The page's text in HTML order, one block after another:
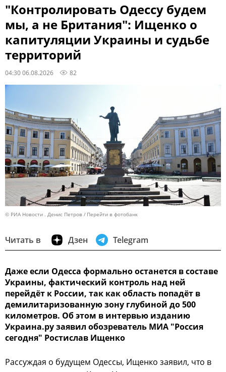
"Контролировать Одессу будем
мы, а не Британия": Ищенко о
капитуляции Украины и судьбе
территорий
04:30 06.08.2026 82
© РИА Новости . Денис Петров Перейти в фотобанк
Читать в Дзен Telegram
Даже если Одесса формально останется в составе
Украины, фактический контроль над ней
перейдёт к России, так как область попадёт в
демилитаризованную зону глубиной до 500
километров. Об этом в интервью изданию
Украина.ру заявил обозреватель МИА "Россия
сегодня" Ростислав Ищенко
Рассуждая о будущем Одессы, Ищенко заявил, что в